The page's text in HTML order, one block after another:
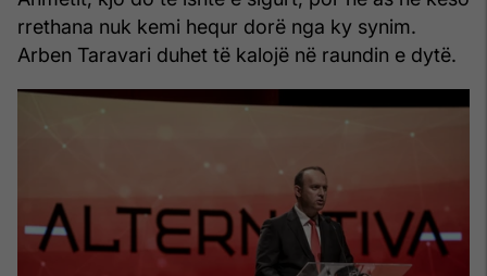
rrethana nuk kemi hequr dorë nga ky synim.
Arben Taravari duhet të kalojë në raundin e dytë.